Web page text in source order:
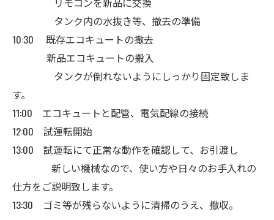
タンク内の水抜き等、撤去の準備
10:30 既存エコキュートの撤去
新品エコキュートの搬入
タンクが倒れないようにしっかり固定致しま
す。
11:00 エコキュートと配管、電気配線の接続
12:00 試運転開始
13:00 試運転にて正常な動作を確認して、お引渡し
新しい機械なので、使い方や日々のお手入れの
仕方をご説明致します。
13:30 ゴミ等が残らないように清掃のうえ、撤収。